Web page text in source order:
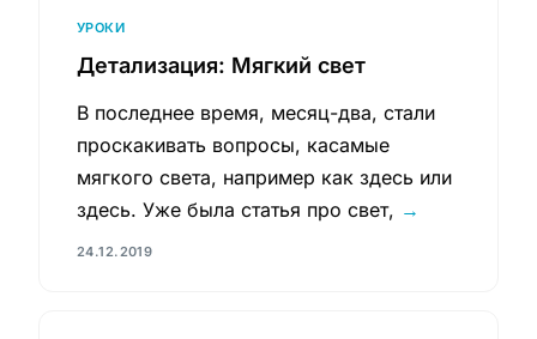
УРОКИ
Детализация: Мягкий свет
В последнее время, месяц-два, стали
проскакивать вопросы, касамые
мягкого света, например как здесь или
здесь. Уже была статья про свет, →
24.12.2019